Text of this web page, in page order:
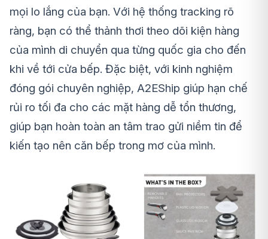
mọi lo lắng của bạn. Với hệ thống tracking rõ
ràng, bạn có thể thảnh thơi theo dõi kiện hàng
của mình di chuyển qua từng quốc gia cho đến
khi về tới cửa bếp. Đặc biệt, với kinh nghiệm
đóng gói chuyên nghiệp, A2EShip giúp hạn chế
rủi ro tối đa cho các mặt hàng dễ tổn thương,
giúp bạn hoàn toàn an tâm trao gửi niềm tin để
kiến tạo nên căn bếp trong mơ của mình.